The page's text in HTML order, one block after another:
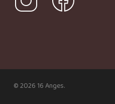
© 2026 16 Anges.